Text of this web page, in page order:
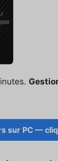
sur PC —